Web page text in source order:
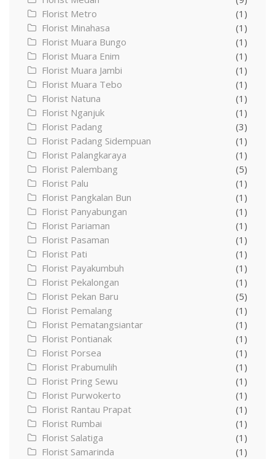
Florist Metro
(1)
Florist Minahasa
(1)
Florist Muara Bungo
(1)
Florist Muara Enim
(1)
Florist Muara Jambi
(1)
Florist Muara Tebo
(1)
Florist Natuna
(1)
Florist Nganjuk
(1)
Florist Padang
(3)
Florist Padang Sidempuan
(1)
Florist Palangkaraya
(1)
Florist Palembang
(5)
Florist Palu
(1)
Florist Pangkalan Bun
(1)
Florist Panyabungan
(1)
Florist Pariaman
(1)
Florist Pasaman
(1)
Florist Pati
(1)
Florist Payakumbuh
(1)
Florist Pekalongan
(1)
Florist Pekan Baru
(5)
Florist Pemalang
(1)
Florist Pematangsiantar
(1)
Florist Pontianak
(1)
Florist Porsea
(1)
Florist Prabumulih
(1)
Florist Pring Sewu
(1)
Florist Purwokerto
(1)
Florist Rantau Prapat
(1)
Florist Rumbai
(1)
Florist Salatiga
(1)
Florist Samarinda
(1)